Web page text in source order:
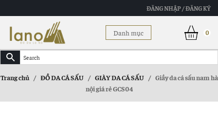
ĐĂNG NHẬP / ĐĂNG KÝ
Danh mục 0
Trang chủ / ĐỒ DA CÁ SẤU / GIÀY DA CÁ SẤU / Giầy da cá sấu nam hà
nội giá rẻ GCS04